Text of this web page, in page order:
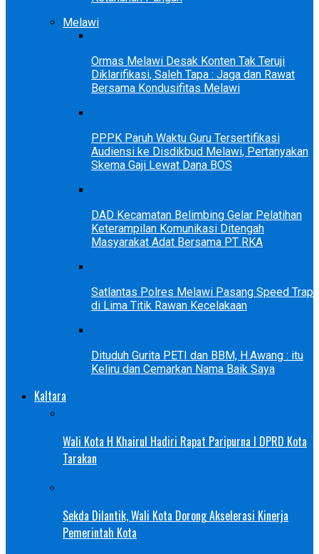
Melawi
Ormas Melawi Desak Konten Tak Teruji
Diklarifikasi, Saleh Tapa : Jaga dan Rawat
Bersama Kondusifitas Melawi
PPPK Paruh Waktu Guru Tersertifikasi
Audiensi ke Disdikbud Melawi, Pertanyakan
Skema Gaji Lewat Dana BOS
DAD Kecamatan Belimbing Gelar Pelatihan
Keterampilan Komunikasi Ditengah
Masyarakat Adat Bersama PT RKA
Satlantas Polres Melawi Pasang Speed Trap
di Lima Titik Rawan Kecelakaan
Dituduh Gurita PETI dan BBM, H.Awang : itu
Keliru dan Cemarkan Nama Baik Saya
Kaltara
Wali Kota H Khairul Hadiri Rapat Paripurna I DPRD Kota
Tarakan
Sekda Dilantik, Wali Kota Dorong Akselerasi Kinerja
Pemerintah Kota